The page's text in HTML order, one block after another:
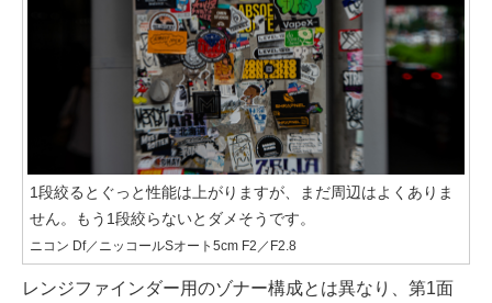
1段絞るとぐっと性能は上がりますが、まだ周辺はよくありま
せん。もう1段絞らないとダメそうです。
ニコン Df／ニッコールSオート5cm F2／F2.8
レンジファインダー用のゾナー構成とは異なり、第1面